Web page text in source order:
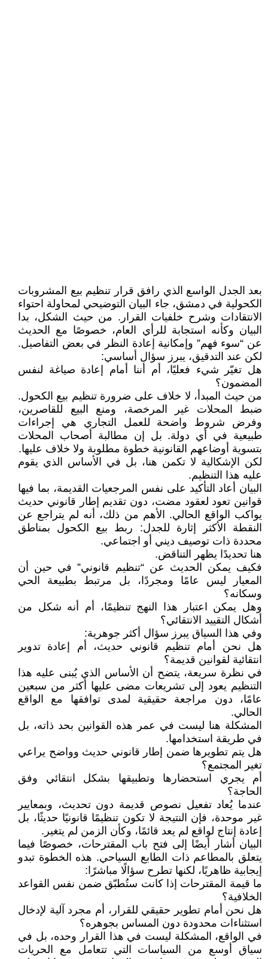
بعد الجدل الواسع الذي رافق قرار تنظيم بيع المشروبات
الكحولية في دمشق، جاء البيان التوضيحي لمحاولة احتواء
الانتقادات وشرح خلفيات القرار. من حيث الشكل، بدا
البيان وكأنه استجابة للرأي العام، خصوصًا مع الحديث
عن “سوء فهم” وإمكانية إعادة النظر في بعض التفاصيل.
لكن عند التدقيق، يبرز سؤال أساسي:
هل تغيّر شيء فعليًا، أم أننا أمام إعادة صياغة لنفس
المضمون؟
من حيث المبدأ، لا خلاف على ضرورة تنظيم بيع الكحول.
ضبط المحلات غير المرخصة، ومنع البيع للقاصرين،
وفرض شروط واضحة للعمل التجاري هي إجراءات
طبيعية في أي دولة. بل إن مطالبة أصحاب المحلات
بتسوية أوضاعهم القانونية خطوة مطلوبة ولا خلاف عليها.
لكن الإشكالية لا تكمن هنا، بل في الأساس الذي يقوم
عليه هذا التنظيم.
البيان أعاد التأكيد على نفس المرجعيات القديمة، بما فيها
قوانين تعود لعقود مضت، دون تقديم إطار قانوني حديث
يواكب الواقع الحالي. الأهم من ذلك، أنه لم يتراجع عن
النقطة الأكثر إثارة للجدل: ربط بيع الكحول بمناطق
محددة ذات توصيف ديني أو اجتماعي.
هنا تحديدًا يظهر التناقض.
فكيف يمكن الحديث عن “تنظيم قانوني” في حين أن
المعيار ليس عامًا ومجردًا، بل مرتبط بطبيعة الحي
وسكانه؟
وهل يمكن اعتبار هذا النهج تنظيمًا، أم أنه شكل من
أشكال التقييد الانتقائي؟
وفي هذا السياق يبرز سؤال أكثر جوهرية:
هل نحن أمام تنظيم قانوني حديث، أم إعادة تدوير
انتقائية لقوانين قديمة؟
في نظرة سريعة، يتضح أن الأساس الذي يُبنى عليه هذا
التنظيم يعود إلى تشريعات مضى عليها أكثر من سبعين
عامًا، دون مراجعة حقيقية لمدى توافقها مع الواقع
الحالي.
المشكلة هنا ليست في عمر هذه القوانين بحد ذاته، بل
في طريقة استخدامها.
هل يتم تطويرها ضمن إطار قانوني حديث وواضح يراعي
تغير المجتمع؟
أم يجري استحضارها وتطبيقها بشكل انتقائي وفق
الحاجة؟
عندما يُعاد تفعيل نصوص قديمة دون تحديث، وبمعايير
غير موحدة، فإن النتيجة لا تكون تنظيمًا قانونيًا حديثًا، بل
إعادة إنتاج لواقع لم يعد قائمًا، وكأن الزمن لم يتغير.
البيان أشار أيضًا إلى فتح باب المقترحات، خصوصًا فيما
يتعلق بالمطاعم ذات الطابع السياحي. هذه الخطوة تبدو
إيجابية ظاهريًا، لكنها تطرح سؤالًا مباشرًا:
ما قيمة المقترحات إذا كانت ستُطبّق ضمن نفس القواعد
الخلافية؟
هل نحن أمام تطوير حقيقي للقرار، أم مجرد آلية لإدخال
استثناءات محدودة دون المساس بجوهره؟
في الواقع، المشكلة ليست في هذا القرار وحده، بل في
سياق أوسع من السياسات التي تتعامل مع الحريات